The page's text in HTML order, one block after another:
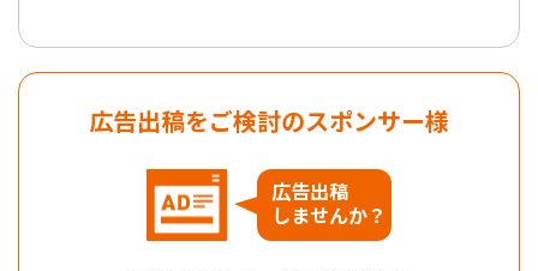
広告出稿をご検討のスポンサー様
広告出稿
しませんか？